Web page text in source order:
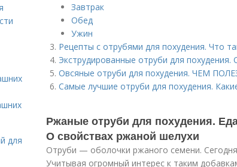
Завтрак
Обед
Ужин
Рецепты с отрубями для похудения. Что
Экструдированные отруби для
Овсяные отруби для похудения. ЧЕМ
Самые лучшие отруби для похудения.
Ржаные отруби для похудения.
О свойствах ржаной шелухи
Отруби — оболочки ржаного семени.
Учитывая огромный интерес к таким
для